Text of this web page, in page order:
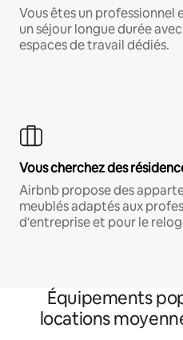
Vous êtes un professionnel
un séjour longue durée
espaces de travail dédiés.
Vous cherchez des
Airbnb propose des
meublés adaptés aux
d'entreprise et pour le
Équipements
locations